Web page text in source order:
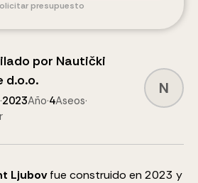
presupuesto
por Nautički
d.o.o.
·2023Año·4Aseos·
N
Ljubov fue construido en 2023 y